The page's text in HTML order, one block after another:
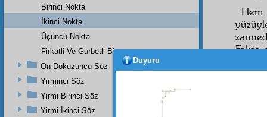
edep
Birinci Nokta
İkinci Nokta
Üçüncü Nokta
Firkatli Ve Gurbetli Bir …
On Dokuzuncu Söz
Yirminci Söz
Yirmi Birinci Söz
Yirmi İkinci Söz
Duyuru